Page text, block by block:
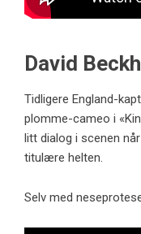
David
Tidligere England-
plomme-cameo i
litt dialog i scenen
titulære helten.
Selv med